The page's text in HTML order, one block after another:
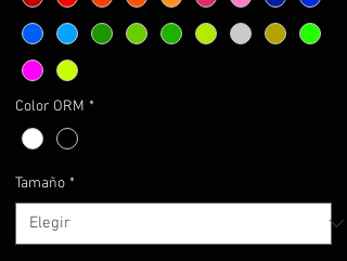
Color ORM *
Tamaño *